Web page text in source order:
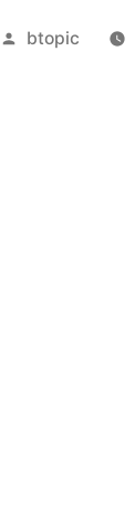
Objavio
btopic